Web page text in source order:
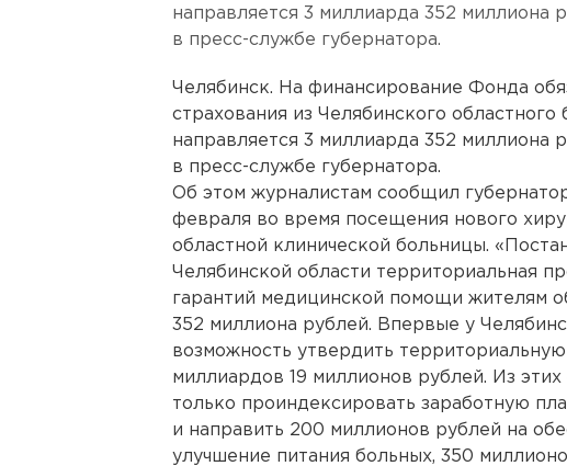
направляется 3 миллиарда 352 миллиона
в пресс-службе губернатора.
Челябинск. На финансирование Фонда
страхования из Челябинского
направляется 3 миллиарда 352 миллиона
в пресс-службе губернатора.
Об этом журналистам сообщил
февраля во время посещения нового
областной клинической больницы.
Челябинской области территориальная
гарантий медицинской помощи жителям
352 миллиона рублей. Впервые у
возможность утвердить
миллиардов 19 миллионов рублей. Из
только проиндексировать заработную
и направить 200 миллионов рублей на
улучшение питания больных, 350